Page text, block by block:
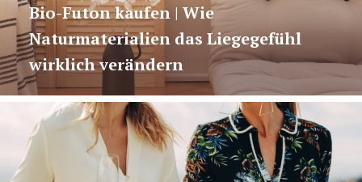
Bio-Futon kaufen | Wie
Naturmaterialien das Liegegefühl
wirklich verändern